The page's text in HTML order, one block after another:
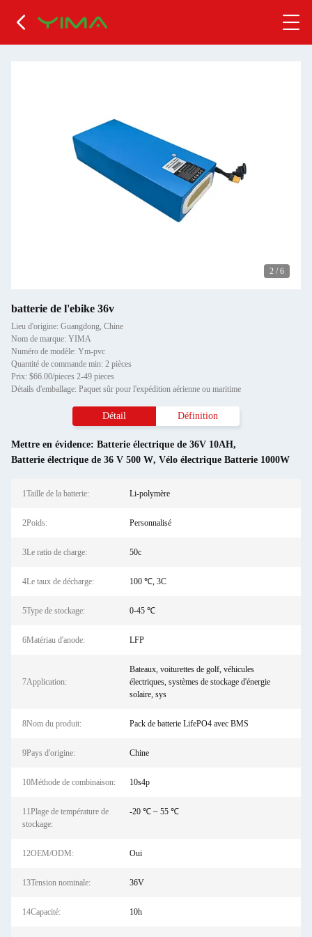
2 / 6
batterie de l'ebike 36v
Lieu d'origine: Guangdong, Chine
Nom de marque: YIMA
Numéro de modèle: Ym-pvc
Quantité de commande min: 2 pièces
Prix: $66.00/pieces 2-49 pieces
Détails d'emballage: Paquet sûr pour l'expédition aérienne ou maritime
Détail Définition
Mettre en évidence: Batterie électrique de 36V 10AH,
Batterie électrique de 36 V 500 W, Vélo électrique Batterie 1000W
1Taille de la batterie: Li-polymère
2Poids: Personnalisé
3Le ratio de charge: 50c
4Le taux de décharge: 100 ℃, 3C
5Type de stockage: 0-45 ℃
6Matériau d'anode: LFP
7Application:
Bateaux, voiturettes de golf, véhicules
électriques, systèmes de stockage d'énergie
solaire, sys
8Nom du produit: Pack de batterie LifePO4 avec BMS
9Pays d'origine: Chine
10Méthode de combinaison: 10s4p
11Plage de température de
stockage:
-20 ℃ ~ 55 ℃
12OEM/ODM: Oui
13Tension nominale: 36V
14Capacité: 10h